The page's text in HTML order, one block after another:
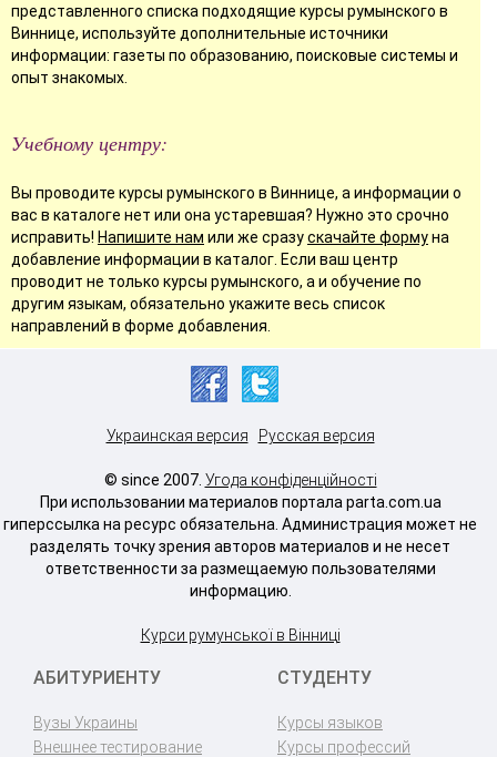
представленного списка подходящие курсы румынского в
Виннице, используйте дополнительные источники
информации: газеты по образованию, поисковые системы и
опыт знакомых.
Учебному центру:
Вы проводите курсы румынского в Виннице, а информации о
вас в каталоге нет или она устаревшая? Нужно это срочно
исправить! Напишите нам или же сразускачайте формуна
добавление информации в каталог. Если ваш центр
проводит не только курсы румынского, а и обучение по
другим языкам, обязательно укажите весь список
направлений в форме добавления.
Украинская версия Русская версия
© since 2007. Угода конфіденційності
При использовании материалов портала parta.com.ua
гиперссылка на ресурс обязательна. Администрация может не
разделять точку зрения авторов материалов и не несет
ответственности за размещаемую пользователями
информацию.
Курси румунської в Вінниці
АБИТУРИЕНТУ
Вузы Украины
Внешнее тестирование
СТУДЕНТУ
Курсы языков
Курсы профессий